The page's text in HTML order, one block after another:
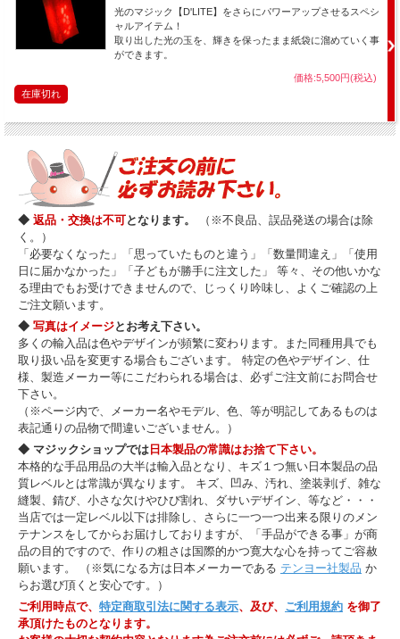
空中に投げ上げると、消えてしまいます・・・
・・・と思ったら、ポケットから再び出てきます！
あなたは光を自在に操ります。
手から手に投げ渡したり、息を吹きかけると消え、
また別のところから現れます。
光のマジック【D'LITE】をさらにパワーアップさせるスペシ
ャルアイテム！
取り出した光の玉を、輝きを保ったまま紙袋に溜めていく事
ができます。
価格:5,500円(税込)
在庫切れ
◆ 返品・交換は不可となります。
（※不良品、誤品発送の場合は除
く。）
「必要なくなった」「思っていたものと違う」「数量間違え」「使用
日に届かなかった」「子どもが勝手に注文した」 等々、その他いかな
る理由でもお受けできませんので、じっくり吟味し、よくご確認の上
ご注文願います。
◆ 写真はイメージとお考え下さい。
多くの輸入品は色やデザインが頻繁に変わります。また同種用具でも
取り扱い品を変更する場合もございます。 特定の色やデザイン、仕
様、製造メーカー等にこだわられる場合は、必ずご注文前にお問合せ
下さい。
（※ページ内で、メーカー名やモデル、色、等が明記してあるものは
表記通りの品物で間違いございません。）
◆ マジックショップでは 日本製品の常識はお捨て下さい。
本格的な手品用品の大半は輸入品となり、キズ１つ無い日本製品の品
質レベルとは常識が異なります。 キズ、凹み、汚れ、塗装剥げ、雑な
縫製、錆び、小さな欠けやひび割れ、ダサいデザイン、等など・・・
当店では一定レベル以下は排除し、さらに一つ一つ出来る限りのメン
テナンスをしてからお届けしておりますが、「手品ができる事」が商
品の目的ですので、作りの粗さは国際的かつ寛大な心を持ってご容赦
願います。 （※気になる方は日本メーカーである テンヨー社製品 か
らお選び頂くと安心です。）
ご利用時点で、 特定商取引法に関する表示、及び、 ご利用規約 を御了
承頂けたものとなります。